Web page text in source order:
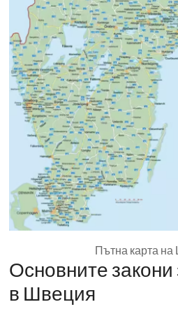
Пътна карта
Основните
в Швеция